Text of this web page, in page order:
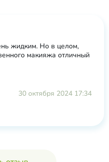
жидким. Но в целом,
макияжа отличный
30 октября 2024 17:34